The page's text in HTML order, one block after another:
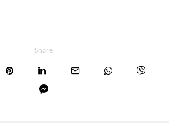
Share